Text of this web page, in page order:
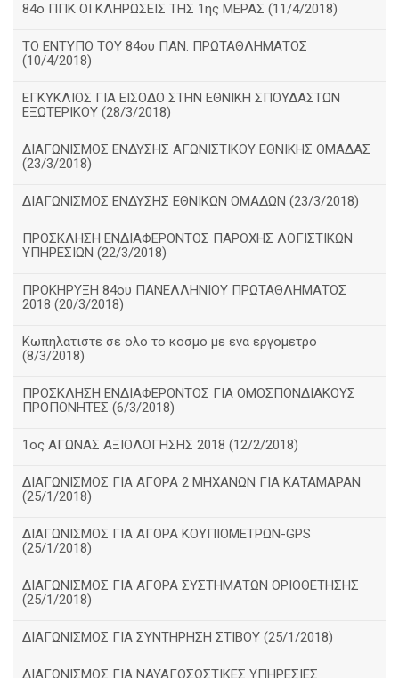
84ο ΠΠΚ ΟΙ ΚΛΗΡΩΣΕΙΣ ΤΗΣ 1ης ΜΕΡΑΣ (11/4/2018)
ΤΟ ΕΝΤΥΠΟ ΤΟΥ 84ου ΠΑΝ. ΠΡΩΤΑΘΛΗΜΑΤΟΣ
(10/4/2018)
ΕΓΚΥΚΛΙΟΣ ΓΙΑ ΕΙΣΟΔΟ ΣΤΗΝ ΕΘΝΙΚΗ ΣΠΟΥΔΑΣΤΩΝ
ΕΞΩΤΕΡΙΚΟΥ (28/3/2018)
ΔΙΑΓΩΝΙΣΜΟΣ ΕΝΔΥΣΗΣ ΑΓΩΝΙΣΤΙΚΟΥ ΕΘΝΙΚΗΣ ΟΜΑΔΑΣ
(23/3/2018)
ΔΙΑΓΩΝΙΣΜΟΣ ΕΝΔΥΣΗΣ ΕΘΝΙΚΩΝ ΟΜΑΔΩΝ (23/3/2018)
ΠΡΟΣΚΛΗΣΗ ΕΝΔΙΑΦΕΡΟΝΤΟΣ ΠΑΡΟΧΗΣ ΛΟΓΙΣΤΙΚΩΝ
ΥΠΗΡΕΣΙΩΝ (22/3/2018)
ΠΡΟΚΗΡΥΞΗ 84ου ΠΑΝΕΛΛΗΝΙΟΥ ΠΡΩΤΑΘΛΗΜΑΤΟΣ
2018 (20/3/2018)
Κωπηλατιστε σε ολο το κοσμο με ενα εργομετρο
(8/3/2018)
ΠΡΟΣΚΛΗΣΗ ΕΝΔΙΑΦΕΡΟΝΤΟΣ ΓΙΑ ΟΜΟΣΠΟΝΔΙΑΚΟΥΣ
ΠΡΟΠΟΝΗΤΕΣ (6/3/2018)
1ος ΑΓΩΝΑΣ ΑΞΙΟΛΟΓΗΣΗΣ 2018 (12/2/2018)
ΔΙΑΓΩΝΙΣΜΟΣ ΓΙΑ ΑΓΟΡΑ 2 ΜΗΧΑΝΩΝ ΓΙΑ ΚΑΤΑΜΑΡΑΝ
(25/1/2018)
ΔΙΑΓΩΝΙΣΜΟΣ ΓΙΑ ΑΓΟΡΑ ΚΟΥΠΙΟΜΕΤΡΩΝ-GPS
(25/1/2018)
ΔΙΑΓΩΝΙΣΜΟΣ ΓΙΑ ΑΓΟΡΑ ΣΥΣΤΗΜΑΤΩΝ ΟΡΙΟΘΕΤΗΣΗΣ
(25/1/2018)
ΔΙΑΓΩΝΙΣΜΟΣ ΓΙΑ ΣΥΝΤΗΡΗΣΗ ΣΤΙΒΟΥ (25/1/2018)
ΔΙΑΓΩΝΙΣΜΟΣ ΓΙΑ ΝΑΥΑΓΟΣΩΣΤΙΚΕΣ ΥΠΗΡΕΣΙΕΣ